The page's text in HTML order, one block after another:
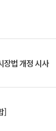
장법 개정 시사
]